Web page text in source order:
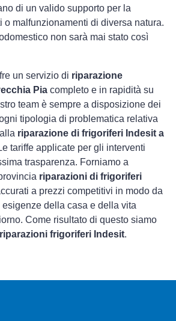
di un valido supporto per la
o malfunzionamenti di diversa natura.
non sarà mai stato così
un servizio di riparazione
Pia completo e in rapidità su
team è sempre a disposizione dei
tipologia di problematica relativa
riparazione di frigoriferi Indesit a
tariffe applicate per gli interventi
trasparenza. Forniamo a
riparazioni di frigoriferi
a prezzi competitivi in modo da
della casa e della vita
Come risultato di questo siamo
riparazioni frigoriferi Indesit.